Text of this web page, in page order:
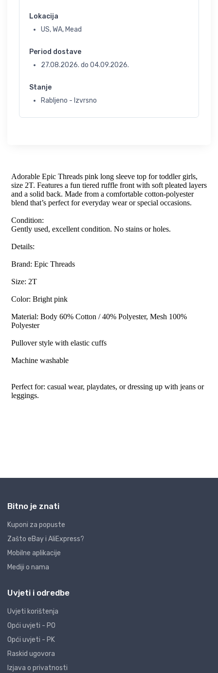
Lokacija
US, WA, Mead
Period dostave
27.08.2026. do 04.09.2026.
Stanje
Rabljeno - Izvrsno
Bitno je znati
Kuponi za popuste
Zašto eBay i AliExpress?
Mobilne aplikacije
Mediji o nama
Uvjeti i odredbe
Uvjeti korištenja
Opći uvjeti - PO
Opći uvjeti - PK
Raskid ugovora
Izjava o privatnosti